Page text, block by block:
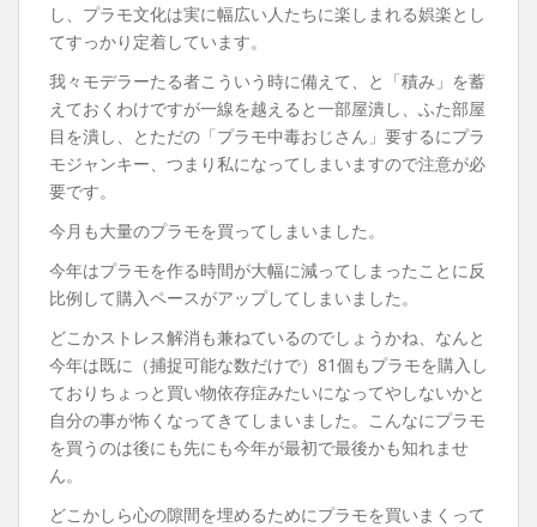
し、プラモ文化は実に幅広い人たちに楽しまれる娯楽とし
てすっかり定着しています。
我々モデラーたる者こういう時に備えて、と「積み」を蓄
えておくわけですが一線を越えると一部屋潰し、ふた部屋
目を潰し、とただの「プラモ中毒おじさん」要するにプラ
モジャンキー、つまり私になってしまいますので注意が必
要です。
今月も大量のプラモを買ってしまいました。
今年はプラモを作る時間が大幅に減ってしまったことに反
比例して購入ペースがアップしてしまいました。
どこかストレス解消も兼ねているのでしょうかね、なんと
今年は既に（捕捉可能な数だけで）81個もプラモを購入し
ておりちょっと買い物依存症みたいになってやしないかと
自分の事が怖くなってきてしまいました。こんなにプラモ
を買うのは後にも先にも今年が最初で最後かも知れませ
ん。
どこかしら心の隙間を埋めるためにプラモを買いまくって